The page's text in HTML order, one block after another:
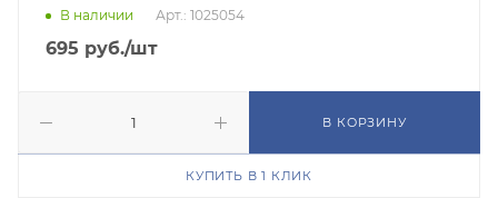
В наличии Арт.: 1025054
695 руб./шт
В КОРЗИНУ
КУПИТЬ В 1 КЛИК